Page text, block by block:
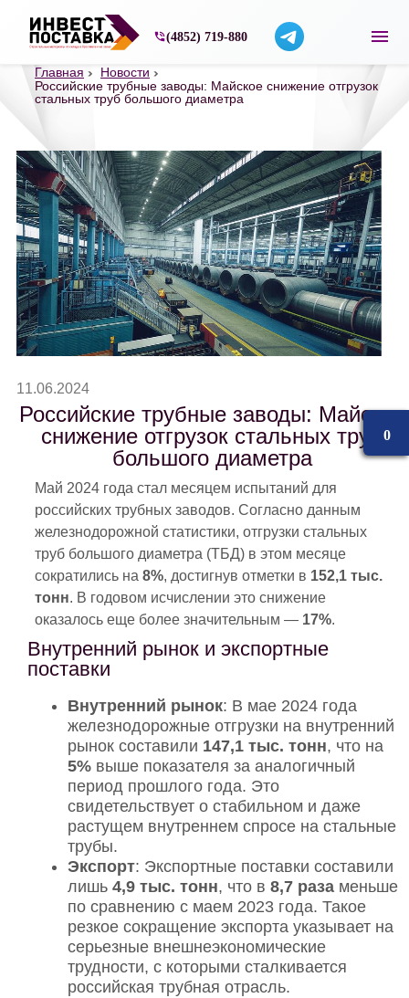
Строительные материалы со склада в
(4852) 719-880
Главная
Новости
Российские трубные заводы: Майское снижение отгрузок
стальных труб большого диаметра
11.06.2024
Российские трубные заводы: Майское
снижение отгрузок стальных труб
большого диаметра
Май 2024 года стал месяцем испытаний для
российских трубных заводов. Согласно данным
железнодорожной статистики, отгрузки стальных
труб большого диаметра (ТБД) в этом месяце
сократились на 8%, достигнув отметки в 152,1 тыс.
тонн. В годовом исчислении это снижение
оказалось еще более значительным — 17%.
Внутренний рынок и экспортные
поставки
Внутренний рынок: В мае 2024 года
железнодорожные отгрузки на внутренний
рынок составили 147,1 тыс. тонн, что на
5% выше показателя за аналогичный
период прошлого года. Это
свидетельствует о стабильном и даже
растущем внутреннем спросе на стальные
трубы.
Экспорт: Экспортные поставки составили
лишь 4,9 тыс. тонн, что в 8,7 раза меньше
по сравнению с маем 2023 года. Такое
резкое сокращение экспорта указывает на
серьезные внешнеэкономические
трудности, с которыми сталкивается
российская трубная отрасль.
0